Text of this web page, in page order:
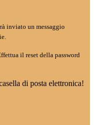
inviato un messaggio
il reset della password
di posta elettronica!